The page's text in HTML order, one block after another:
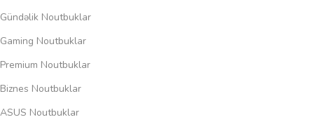
Gündəlik Noutbuklar
Gaming Noutbuklar
Premium Noutbuklar
Biznes Noutbuklar
ASUS Noutbuklar